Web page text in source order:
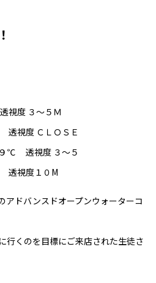
度 ３～５Ｍ
視度 ＣＬＯＳＥ
℃ 透視度 ３～５
視度１０M
アドバンスドオープンウォーターコ
行くのを目標にご来店された生徒さ